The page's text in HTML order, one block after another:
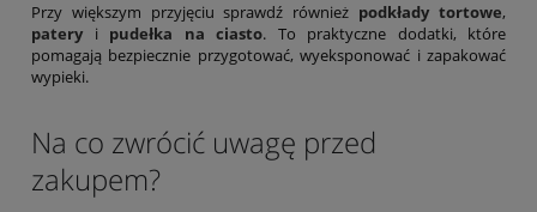
Przy większym przyjęciu sprawdź również podkłady tortowe,
patery i pudełka na ciasto. To praktyczne dodatki, które
pomagają bezpiecznie przygotować, wyeksponować i zapakować
wypieki.
Na co zwrócić uwagę przed
zakupem?